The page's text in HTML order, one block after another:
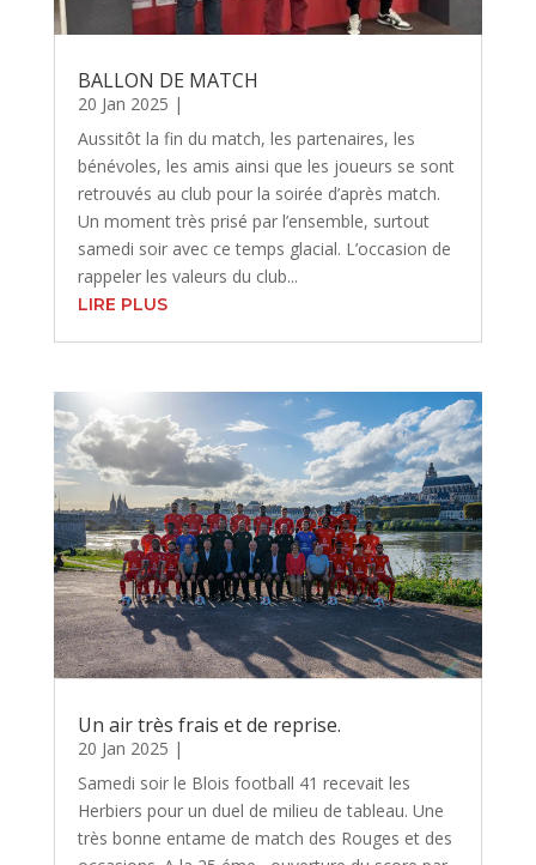
BALLON DE MATCH
20 Jan 2025 |
Aussitôt la fin du match, les partenaires, les
bénévoles, les amis ainsi que les joueurs se sont
retrouvés au club pour la soirée d’après match.
Un moment très prisé par l’ensemble, surtout
samedi soir avec ce temps glacial. L’occasion de
rappeler les valeurs du club...
LIRE PLUS
Un air très frais et de reprise.
20 Jan 2025 |
Samedi soir le Blois football 41 recevait les
Herbiers pour un duel de milieu de tableau. Une
très bonne entame de match des Rouges et des